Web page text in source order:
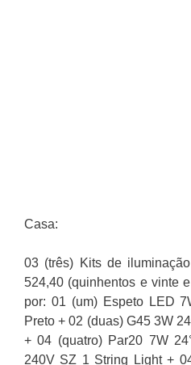
Casa:
03 (três) Kits de
524,40 (quinhentos e vinte
por: 01 (um) Espeto LED
Preto + 02 (duas) G45 3W
+ 04 (quatro) Par20 7W
240V SZ 1 String Light +